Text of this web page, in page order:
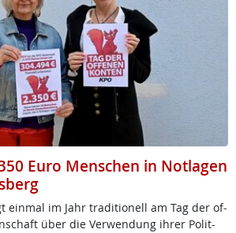
Euro Menschen in Notlagen
ein­mal im Jahr tra­di­tio­nell am Tag der of­
über die Ver­wen­dung ih­rer Po­lit-